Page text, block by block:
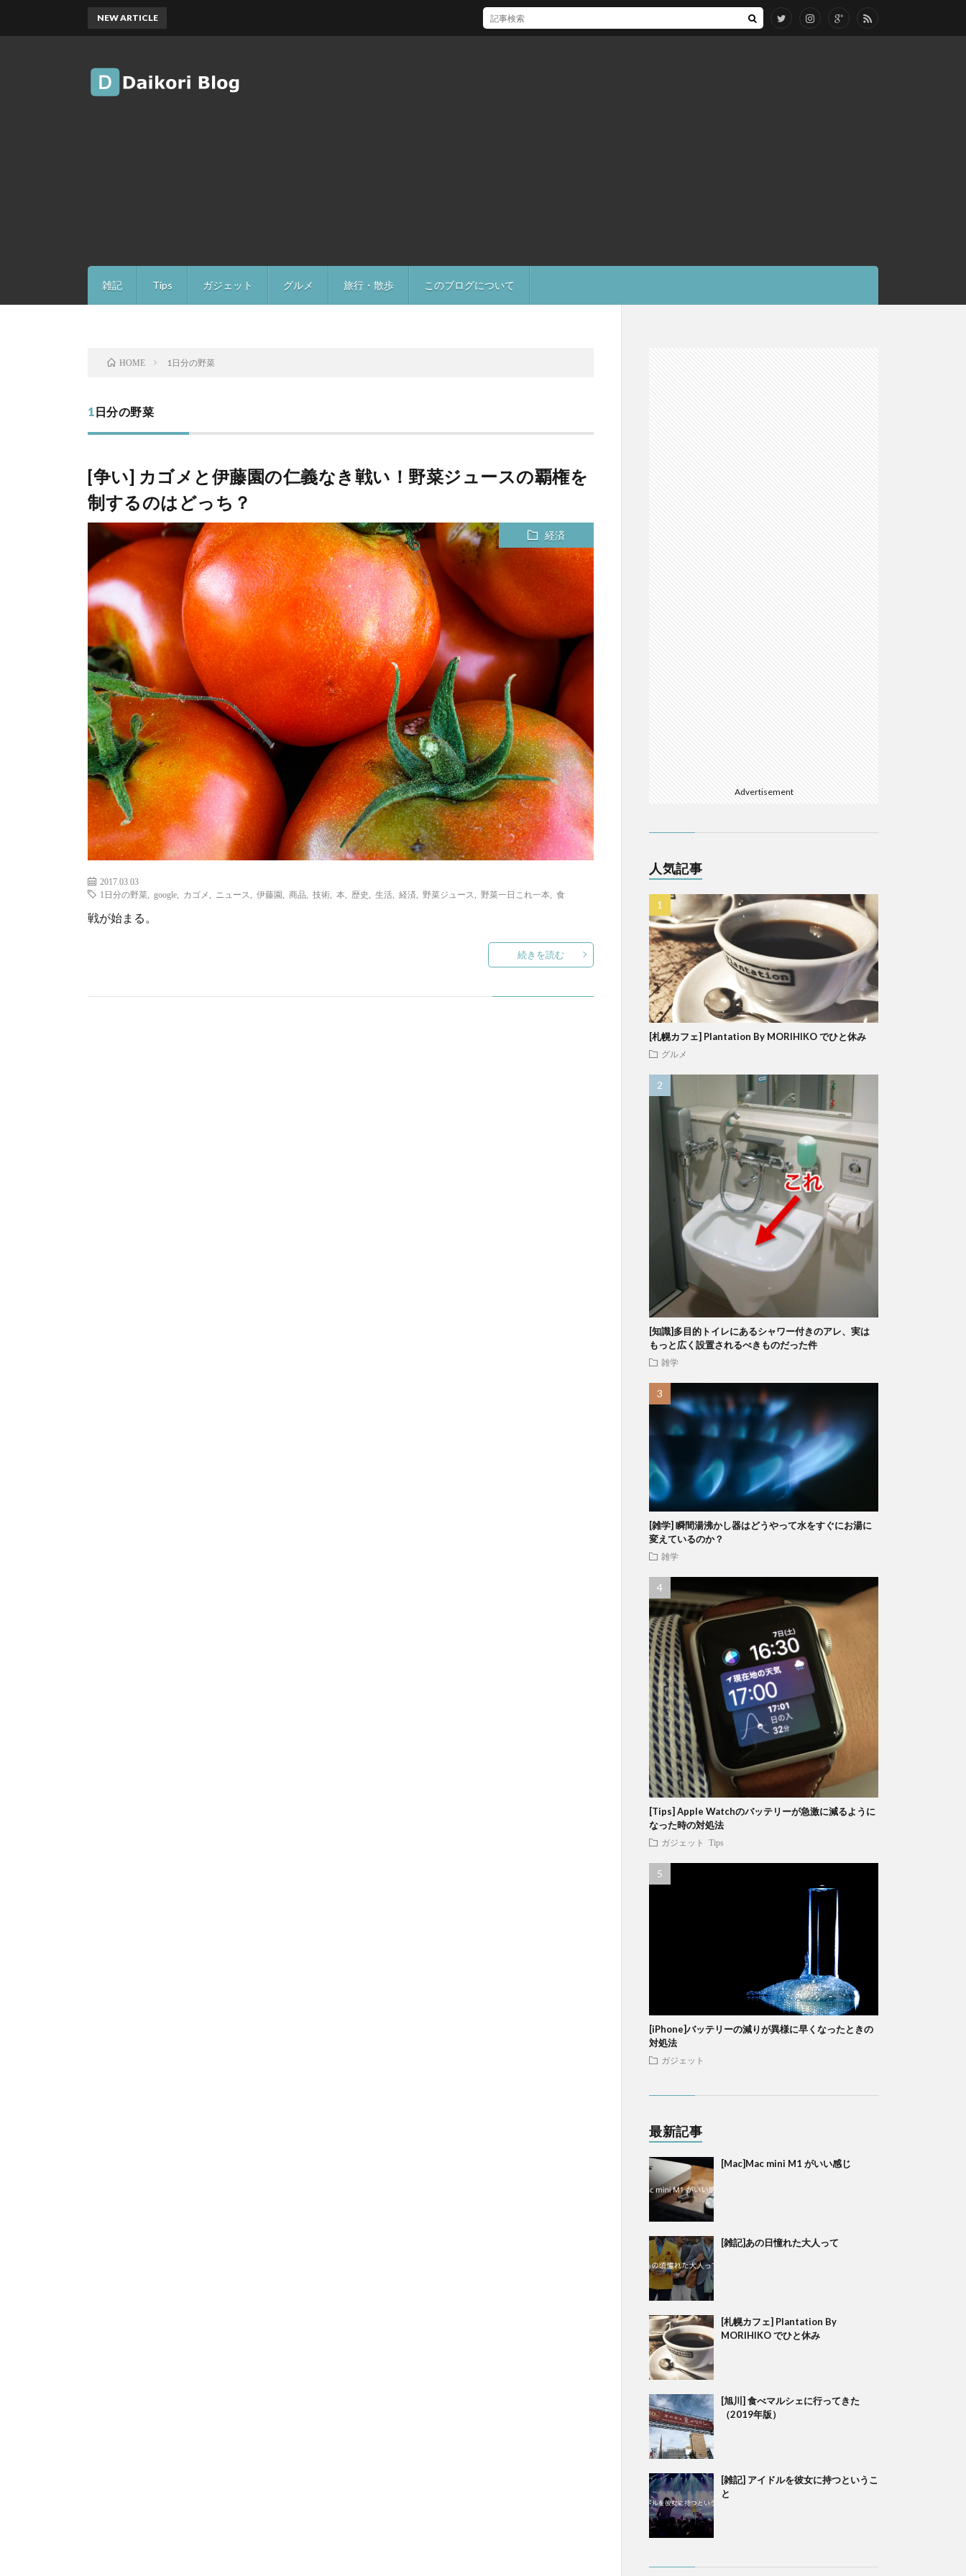
雑記 Tips ガジェット グルメ 旅行・散歩 このブログについて
NEW ARTICLE [Mac]Mac mini M1 がいい感じ
HOME 1日分の野菜
1日分の野菜
[争い] カゴメと伊藤園の仁義なき戦い！野菜ジュースの覇権を
制するのはどっち？
経済
2017.03.03
1日分の野菜
google カゴメ ニュース 伊藤園 商品 技術 本 歴史 生活 経済 野菜ジュース 野菜一日これ一本 食
戦が始まる。
続きを読む
Advertisement
人気記事
[札幌カフェ] Plantation By MORIHIKO でひと休み
グルメ
[知識]多目的トイレにあるシャワー付きのアレ、実は
もっと広く設置されるべきものだった件
雑学
[雑学] 瞬間湯沸かし器はどうやって水をすぐにお湯に
変えているのか？
雑学
[Tips] Apple Watchのバッテリーが急激に減るように
なった時の対処法
ガジェット Tips
[iPhone]バッテリーの減りが異様に早くなったときの
対処法
ガジェット
最新記事
[Mac]Mac mini M1 がいい感じ
[雑記]あの日憧れた大人って
[札幌カフェ] Plantation By
MORIHIKO でひと休み
[旭川] 食べマルシェに行ってきた
（2019年版）
[雑記] アイドルを彼女に持つというこ
と